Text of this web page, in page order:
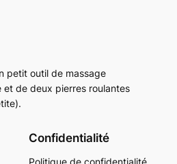
petit outil de massage
et de deux pierres roulantes
Confidentialité
Politique de confidentialité